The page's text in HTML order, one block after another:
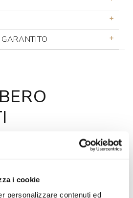
i cookie
personalizzare contenuti ed